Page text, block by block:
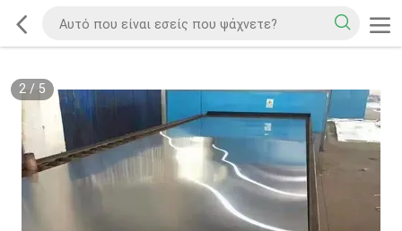
2/5